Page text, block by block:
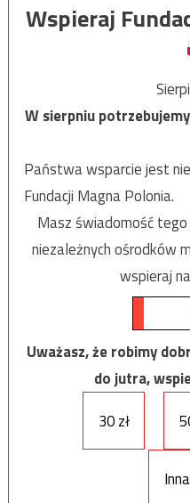
Wspieraj
W sierpniu
Państwa wsparcie jest
Fundacji Magna Polonia.
Masz świadomość
niezależnych ośrodków
wspieraj
Uważasz, że robimy
do jutra,
30 zł